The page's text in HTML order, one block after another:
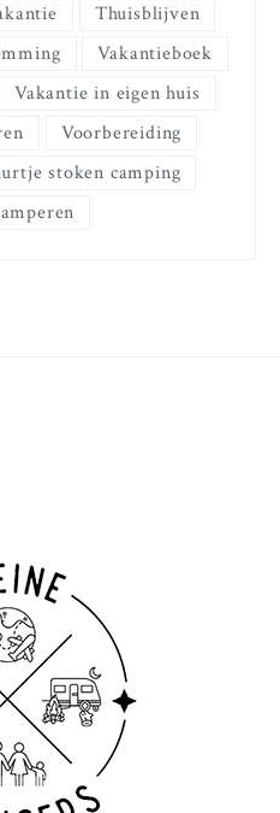
Thuisblijven
Vakantieboek
Vakantie in eigen huis
Voorbereiding
stoken camping